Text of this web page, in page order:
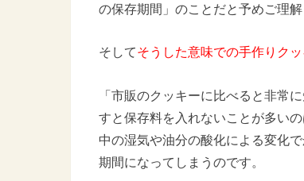
の保存期間」のことだと予めご理解
そしてそうした意味での手作りク
「市販のクッキーに比べると非常
すと保存料を入れないことが多い
中の湿気や油分の酸化による変化
期間になってしまうのです。